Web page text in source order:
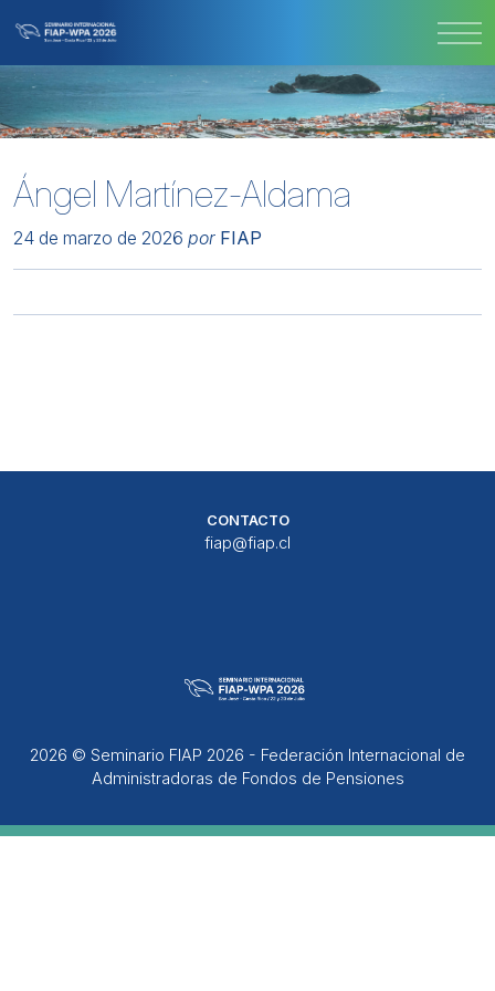
Ángel Martínez-Aldama
24 de marzo de 2026 por FIAP
CONTACTO
fiap@fiap.cl
2026 © Seminario FIAP 2026 - Federación Internacional de
Administradoras de Fondos de Pensiones